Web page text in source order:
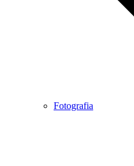
Fotografia